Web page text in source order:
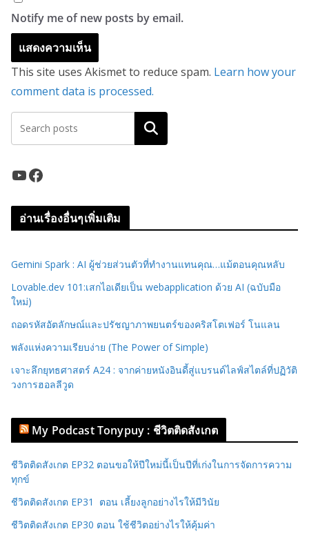
Notify me of new posts by email.
This site uses Akismet to reduce spam. Learn how your
comment data is processed.
ค้นหา
YouTube Facebook
อ่านเรื่องอื่นๆเพิ่มเติม
Gemini Spark : AI ผู้ช่วยส่วนตัวที่ทำงานแทนคุณ…แม้ตอนคุณหลับ
Lovable.dev 101:เสกไอเดียเป็น webapplication ด้วย AI (ฉบับมือ
ใหม่)
ถอดรหัสอัตลักษณ์และปรัชญาภาพยนตร์ของคริสโตเฟอร์ โนแลน
พลังแห่งความเรียบง่าย (The Power of Simple)
เจาะลึกยุทธศาสตร์ A24 : จากค่ายหนังอินดี้สู่แบรนด์ไลฟ์สไตล์ที่ปฏิวัติ
วงการฮอลลีวูด
My Podcast Tonypuy : ชีวิตติดสังเกต
ชีวิตติดสังเกต EP32 ตอนขอให้ปีใหม่นี้เป็นปีที่เก่งในการจัดการความ
ทุกข์
ชีวิตติดสังเกต EP31 ตอน เลี้ยงลูกอย่างไรให้มีวินัย
ชีวิตติดสังเกต EP30 ตอน ใช้ชีวิตอย่างไรให้คุ้มค่า